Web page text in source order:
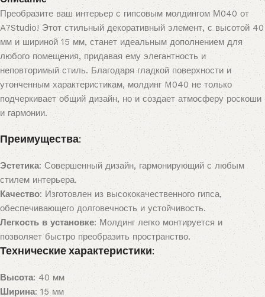
Преобразите ваш интерьер с гипсовым молдингом М040 от
A7Studio! Этот стильный декоративный элемент, с высотой 40
мм и шириной 15 мм, станет идеальным дополнением для
любого помещения, придавая ему элегантность и
неповторимый стиль. Благодаря гладкой поверхности и
утонченным характеристикам, молдинг M040 не только
подчеркивает общий дизайн, но и создает атмосферу роскоши
и гармонии.
Преимущества:
Эстетика: Совершенный дизайн, гармонирующий с любым
стилем интерьера.
Качество: Изготовлен из высококачественного гипса,
обеспечивающего долговечность и устойчивость.
Легкость в установке: Молдинг легко монтируется и
позволяет быстро преобразить пространство.
Технические характеристики:
Высота: 40 мм
Ширина: 15 мм